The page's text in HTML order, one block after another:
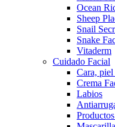
Ocean
Sheep
Snail
Snake
Vitaderm
Cuidado Facial
Cara,
Crema
Labios